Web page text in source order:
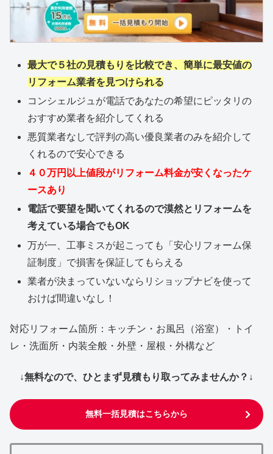
最大で５社の見積もりを比較でき、簡単に最安値の
リフォーム業者を見つけられる
コンシェルジュが電話であなたの希望にピッタリの
おすすめ業者を紹介してくれる
悪質業者なしで評判の高い優良業者のみを紹介して
くれるので安心できる
４０万円以上値段がリフォーム料金が安くなったケ
ースあり
電話で要望を聞いてくれるので漠然とリフォームを
考えている場合でもOK
万が一、工事ミスが起こっても「安心リフォーム保
証制度」で損害を保証してもらえる
業者が決まっていないならリショップナビを使って
おけば間違いなし！
対応リフォーム箇所：キッチン・お風呂（浴室）・トイ
レ・洗面所・内装全般・外壁・屋根・外構など
↓無料なので、ひとまず見積もり取ってみませんか？↓
無料一括見積はこちらから